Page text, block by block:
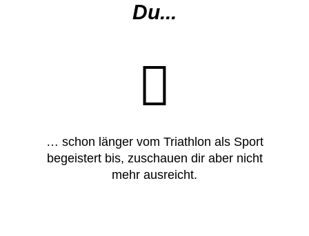
Du...
… schon länger vom Triathlon als Sport
begeistert bis, zuschauen dir aber nicht
mehr ausreicht.